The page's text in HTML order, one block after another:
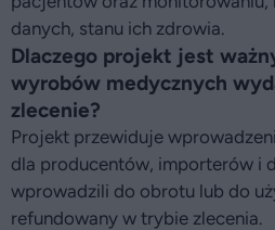
danych, stanu ich zdrowia.
Dlaczego projekt jest
wyrobów medycznych
zlecenie?
Projekt przewiduje
dla producentów, importerów i
wprowadzili do obrotu lub do
refundowany w trybie zlecenia.